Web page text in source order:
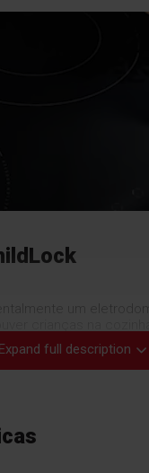
um
as nossas
bloqueio para
ignição dos
Expand full description